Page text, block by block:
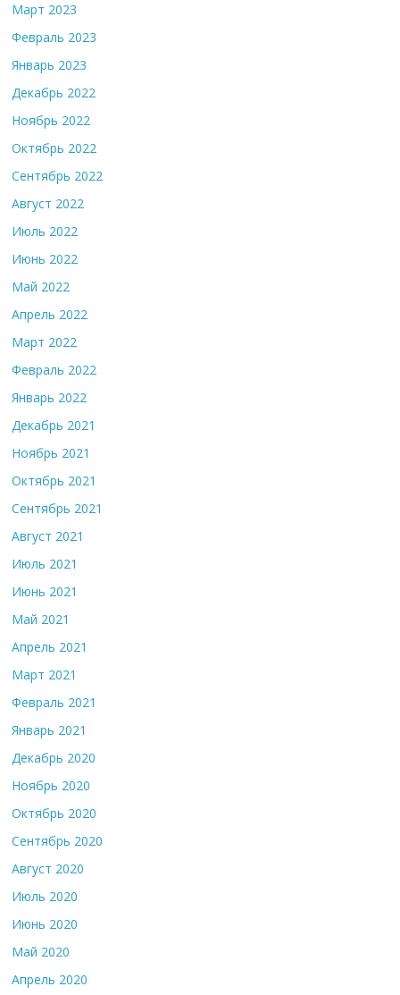
Март 2023
Февраль 2023
Январь 2023
Декабрь 2022
Ноябрь 2022
Октябрь 2022
Сентябрь 2022
Август 2022
Июль 2022
Июнь 2022
Май 2022
Апрель 2022
Март 2022
Февраль 2022
Январь 2022
Декабрь 2021
Ноябрь 2021
Октябрь 2021
Сентябрь 2021
Август 2021
Июль 2021
Июнь 2021
Май 2021
Апрель 2021
Март 2021
Февраль 2021
Январь 2021
Декабрь 2020
Ноябрь 2020
Октябрь 2020
Сентябрь 2020
Август 2020
Июль 2020
Июнь 2020
Май 2020
Апрель 2020